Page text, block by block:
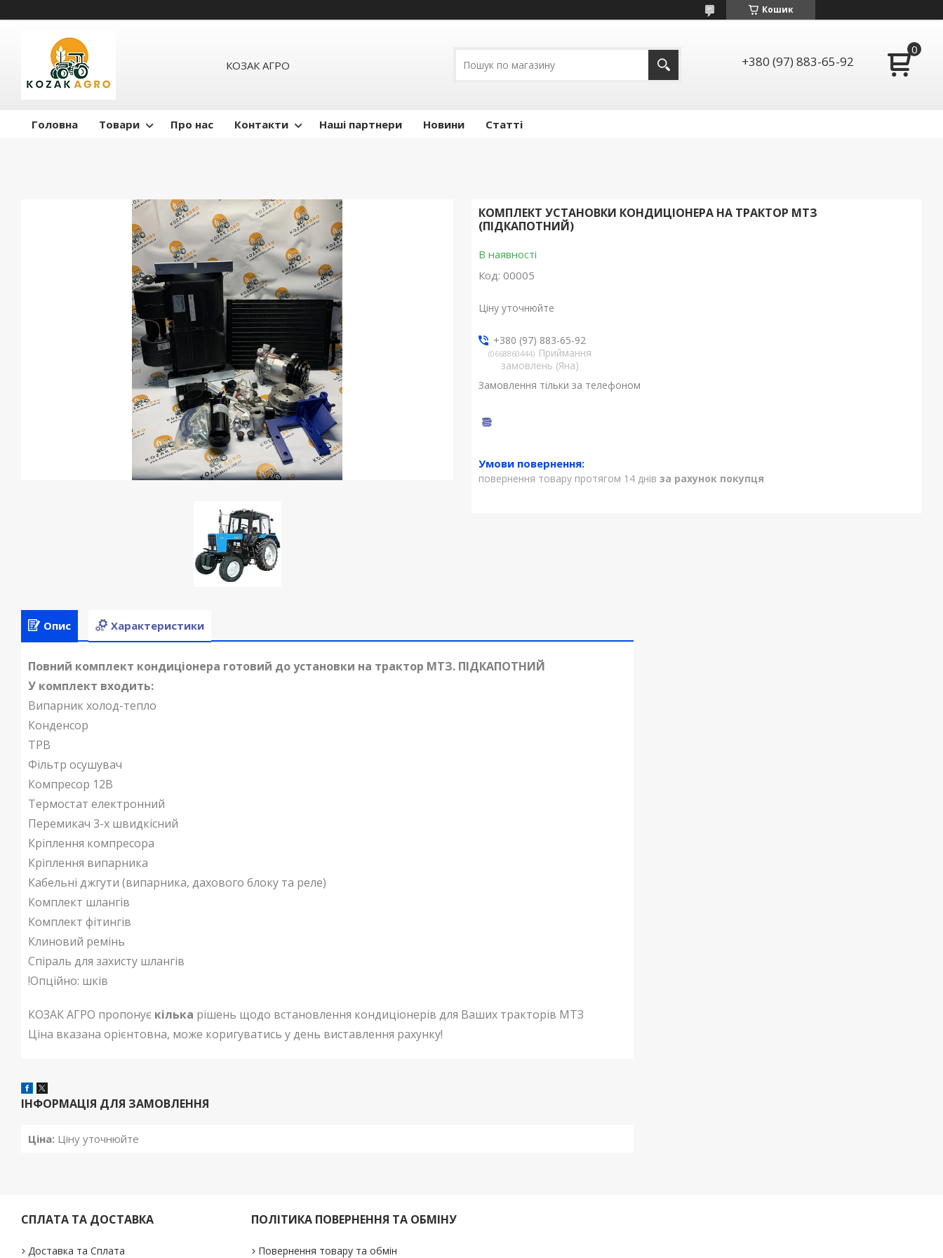
Кошик
КОЗАК АГРО +380 (97) 883-65-92
Головна Товари Про нас Контакти Наші партнери Новини Статті
КОМПЛЕКТ УСТАНОВКИ КОНДИЦІОНЕРА НА ТРАКТОР МТЗ
(ПІДКАПОТНИЙ)
В наявності
Код: 00005
Ціну уточнюйте
+380 (97) 883-65-92
0668860444
Приймання
замовлень (Яна)
Замовлення тільки за телефоном
повернення товару протягом 14 днів за рахунок покупця
Опис Характеристики
Повний комплект кондиціонера готовий до установки на трактор МТЗ. ПІДКАПОТНИЙ
У комплект входить:
Випарник холод-тепло
Конденсор
ТРВ
Фільтр осушувач
Компресор 12B
Термостат електронний
Перемикач 3-х швидкісний
Кріплення компресора
Кріплення випарника
Кабельні джгути (випарника, дахового блоку та реле)
Комплект шлангів
Комплект фітингів
Клиновий ремінь
Спіраль для захисту шлангів
!Опційно: шків
КОЗАК АГРО пропонує кілька рішень щодо встановлення кондиціонерів для Ваших тракторів МТЗ
Ціна вказана орієнтовна, може коригуватись у день виставлення рахунку!
ІНФОРМАЦІЯ ДЛЯ ЗАМОВЛЕННЯ
Ціна: Ціну уточнюйте
СПЛАТА ТА ДОСТАВКА
Доставка та Сплата
ПОЛІТИКА ПОВЕРНЕННЯ ТА ОБМІНУ
Повернення товару та обмін